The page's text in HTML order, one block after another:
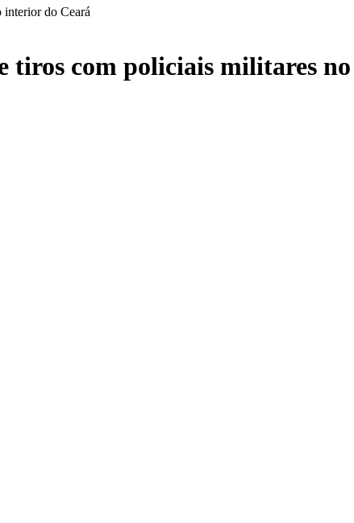
interior do Ceará
tiros com policiais militares